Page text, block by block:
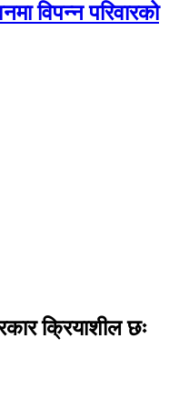
विपन्न परिवारको
क्रियाशील छः